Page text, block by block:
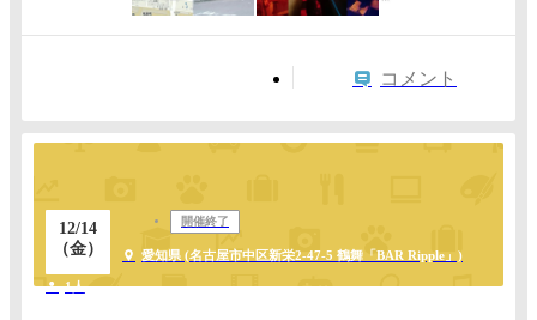
コメント
12/14
（金）
開催終了
愛知県 (名古屋市中区新栄2‐47‐5 鶴舞「BAR Ripple」)
1人